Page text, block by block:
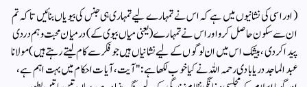
(اور اسی کی نشانیوں میں ہے کہ اس نے تمہارے لیے تمہاری ہی جنس کی بیویاں بنائیں تاکہ تم
ان سے سکون حاصل کرو اور اس نے تمہارے (یعنی میاں بیوی کے) درمیان محبت و ہم دردی
پیدا کردی، بیشک اس میں ان لوگوں کے لیے نشانیاں ہیں جو فکر سے کام لیتے رہتے ہیں)مولانا
عبد الماجد دریابادی رحمہ اللہ نے کیا خوب لکھا ہے: "آیت، آیات احکام میں بہت اہم ہے،